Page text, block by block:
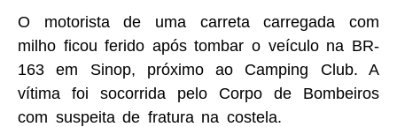
O motorista de uma carreta carregada com
milho ficou ferido após tombar o veículo na BR-
163 em Sinop, próximo ao Camping Club. A
vítima foi socorrida pelo Corpo de Bombeiros
com suspeita de fratura na costela.